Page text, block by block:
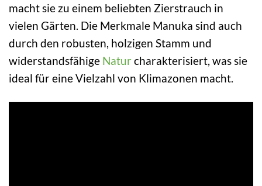
macht sie zu einem beliebten Zierstrauch in
vielen Gärten. Die Merkmale Manuka sind auch
durch den robusten, holzigen Stamm und
widerstandsfähige Natur charakterisiert, was sie
ideal für eine Vielzahl von Klimazonen macht.